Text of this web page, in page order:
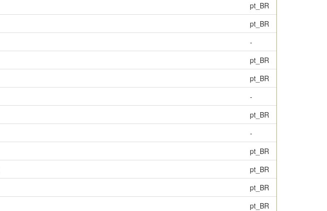
pt_BR
pt_BR
-
pt_BR
pt_BR
-
pt_BR
-
pt_BR
pt_BR
pt_BR
pt_BR